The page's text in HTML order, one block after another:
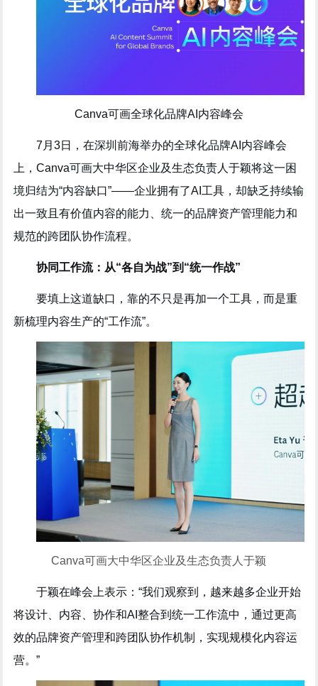
Canva可画全球化品牌AI内容峰会
7月3日，在深圳前海举办的全球化品牌AI内容峰会
上，Canva可画大中华区企业及生态负责人于颖将这一困
境归结为“内容缺口”——企业拥有了AI工具，却缺乏持续输
出一致且有价值内容的能力、统一的品牌资产管理能力和
规范的跨团队协作流程。
协同工作流：从“各自为战”到“统一作战”
要填上这道缺口，靠的不只是再加一个工具，而是重
新梳理内容生产的“工作流”。
Canva可画大中华区企业及生态负责人于颖
于颖在峰会上表示：“我们观察到，越来越多企业开始
将设计、内容、协作和AI整合到统一工作流中，通过更高
效的品牌资产管理和跨团队协作机制，实现规模化内容运
营。”